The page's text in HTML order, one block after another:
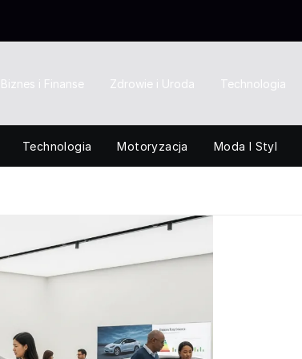
Biznes i Finanse Zdrowie i Uroda Technologia
Technologia Motoryzacja Moda I Styl